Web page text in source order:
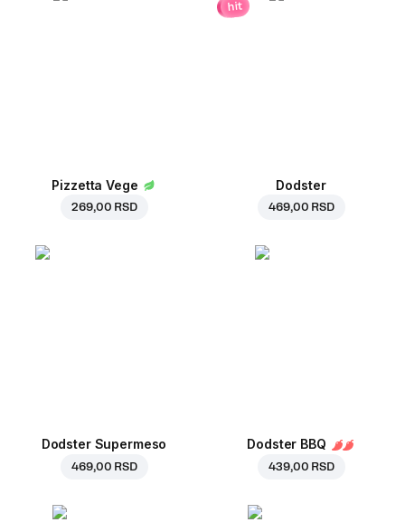
Pizzetta Vege
269,00 RSD
hit
Dodster
469,00 RSD
Dodster Supermeso
469,00 RSD
Dodster BBQ
439,00 RSD